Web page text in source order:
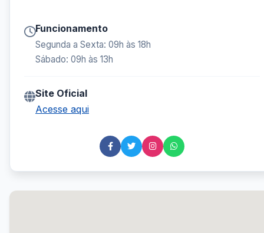
Funcionamento
Segunda a Sexta: 09h às 18h
Sábado: 09h às 13h
Site Oficial
Acesse aqui